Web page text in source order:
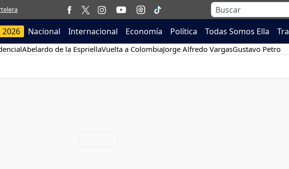
2026 Nacional Internacional Economía Política Todas Somos Ella
Abelardo de la EspriellaVuelta a ColombiaJorge Alfredo VargasGustavo Petro